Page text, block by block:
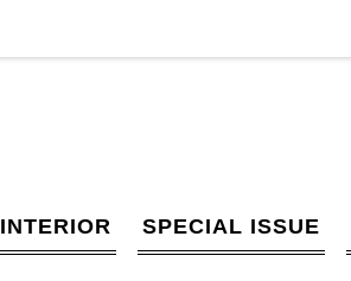
INTERIOR SPECIAL ISSUE